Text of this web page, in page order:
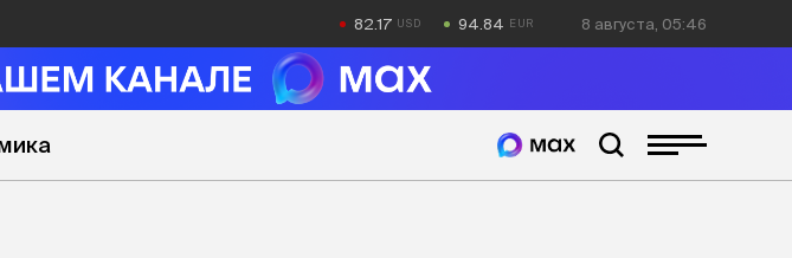
82.17 94.84 8 августа, 05:46